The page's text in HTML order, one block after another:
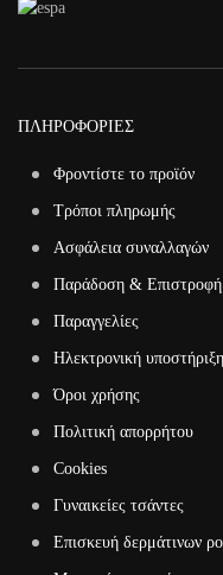
ΠΛΗΡΟΦΟΡΙΕΣ
Φροντίστε το προϊόν
Τρόποι πληρωμής
Ασφάλεια συναλλαγών
Παράδοση & Επιστροφή
Παραγγελίες
Ηλεκτρονική
Όροι χρήσης
Πολιτική απορρήτου
Cookies
Γυναικείες τσάντες
Επισκευή δερμάτινων